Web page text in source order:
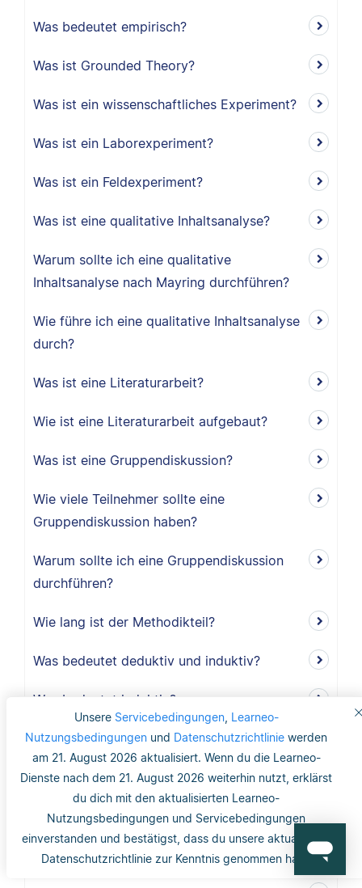
Unsere Servicebedingungen, Learneo-
Nutzungsbedingungen und Datenschutzrichtlinie werden
am 21. August 2026 aktualisiert. Wenn du die Learneo-
Dienste nach dem 21. August 2026 weiterhin nutzt, erklärst
du dich mit den aktualisierten Learneo-
Nutzungsbedingungen und Servicebedingungen
einverstanden und bestätigst, dass du unsere aktualisierte
Datenschutzrichtlinie zur Kenntnis genommen hast.
Was bedeutet empirisch?
Was ist Grounded Theory?
Was ist ein wissenschaftliches Experiment?
Was ist ein Laborexperiment?
Was ist ein Feldexperiment?
Was ist eine qualitative Inhaltsanalyse?
Warum sollte ich eine qualitative
Inhaltsanalyse nach Mayring durchführen?
Wie führe ich eine qualitative Inhaltsanalyse
durch?
Was ist eine Literaturarbeit?
Wie ist eine Literaturarbeit aufgebaut?
Was ist eine Gruppendiskussion?
Wie viele Teilnehmer sollte eine
Gruppendiskussion haben?
Warum sollte ich eine Gruppendiskussion
durchführen?
Wie lang ist der Methodikteil?
Was bedeutet deduktiv und induktiv?
Was bedeutet induktiv?
Was bedeutet deduktiv?
Was ist Validität?
Was ist interne Validität?
Was versteht man unter Validität?